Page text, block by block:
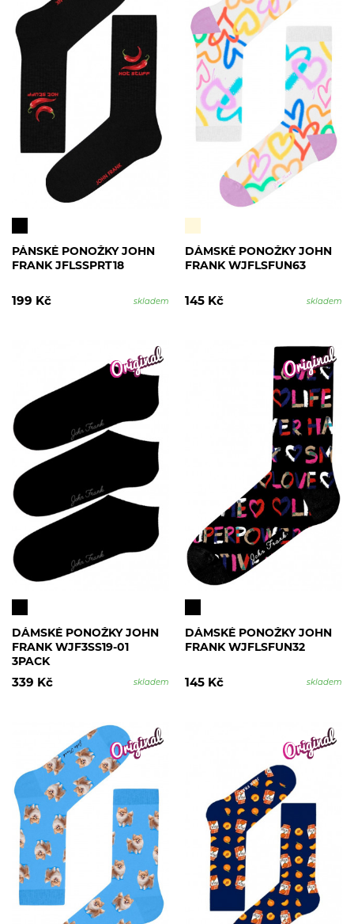
PÁNSKÉ PONOŽKY JOHN
FRANK JFLSSPRT18
199 Kč skladem
DÁMSKÉ PONOŽKY JOHN
FRANK WJFLSFUN63
145 Kč skladem
DÁMSKÉ PONOŽKY JOHN
FRANK WJF3SS19-01
3PACK
339 Kč
skladem
DÁMSKÉ PONOŽKY JOHN
FRANK WJFLSFUN32
145 Kč skladem